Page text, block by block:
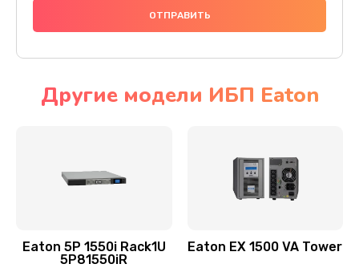
Другие модели ИБП Eaton
Eaton 5P 1550i Rack1U
5P81550iR
Eaton EX 1500 VA Tower